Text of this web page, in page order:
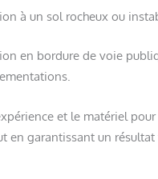
à un sol rocheux ou
en bordure de voie
et le matériel
en garantissant un résultat